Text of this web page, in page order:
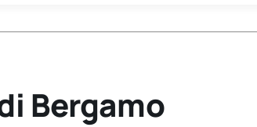
Bergamo